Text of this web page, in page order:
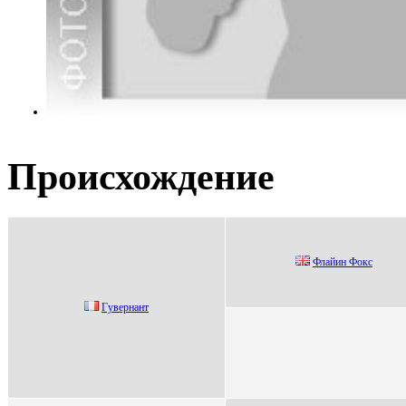
Происхождение
Гувepнaнт
Флaйин Фокc